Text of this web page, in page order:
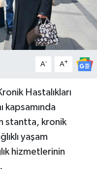
A- A+
Hastalıkları
kapsamında
stantta, kronik
yaşam
hizmetlerinin